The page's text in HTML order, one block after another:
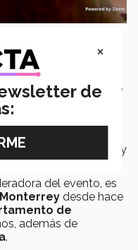
Andrea Chapela formó
lectores y
de Monterrey
y
del evento, es
desde hace
de
además de
.
×
de